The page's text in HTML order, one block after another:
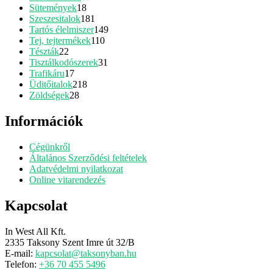
Sütemények1818
termék
Szeszesitalok181
termék
Tartós élelmiszer149149
Tej, tejtermékek110110
Tészták22
termék
Tisztálkodószerek31
Trafikáru1717
termék
Üditőitalok218218
Zöldségek2828
Információk
Cégünkről
Általános Szerződési feltételek
Adatvédelmi nyilatkozat
Online vitarendezés
Kapcsolat
In West All Kft.
2335 Taksony Szent Imre út 32/B
E-mail: kapcsolat@taksonyban.hu
Telefon: +36 70 455 5496